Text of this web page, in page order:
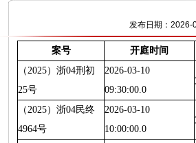
发布日期：2026-
案号 开庭时间
（2025）浙04刑初
25号
2026-03-10
09:30:00.0
（2025）浙04民终
4964号
2026-03-10
10:00:00.0